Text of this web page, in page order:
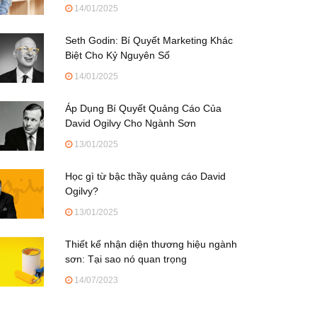
14/01/2025
Seth Godin: Bí Quyết Marketing Khác
Biệt Cho Kỷ Nguyên Số
14/01/2025
Áp Dụng Bí Quyết Quảng Cáo Của
David Ogilvy Cho Ngành Sơn
13/01/2025
Học gì từ bậc thầy quảng cáo David
Ogilvy?
13/01/2025
Thiết kế nhận diện thương hiệu ngành
sơn: Tại sao nó quan trọng
14/07/2023